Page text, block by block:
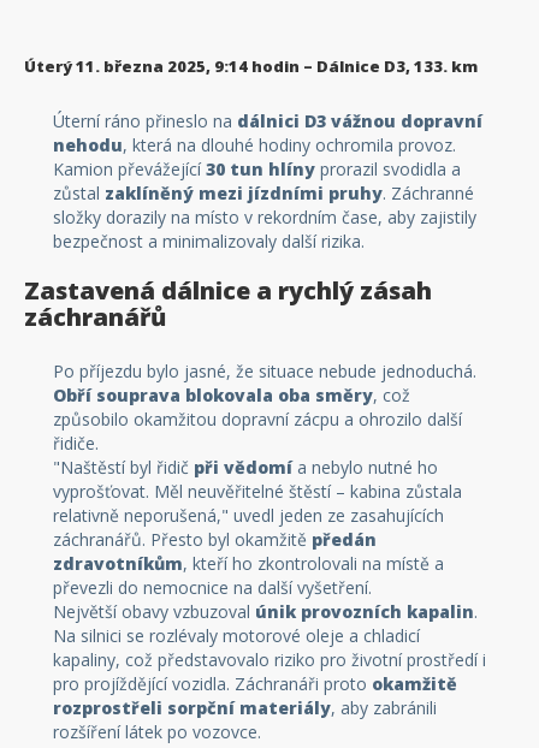
Úterý 11. března 2025, 9:14 hodin – Dálnice D3, 133. km
Úterní ráno přineslo na dálnici D3 vážnou dopravní
nehodu, která na dlouhé hodiny ochromila provoz.
Kamion převážející30 tun hlíny prorazil svodidla a
zůstal zaklíněný mezi jízdními pruhy. Záchranné
složky dorazily na místo v rekordním čase, aby zajistily
bezpečnost a minimalizovaly další rizika.
Zastavená dálnice a rychlý zásah
záchranářů
Po příjezdu bylo jasné, že situace nebude jednoduchá.
Obří souprava blokovala oba směry, což
způsobilo okamžitou dopravní zácpu a ohrozilo další
řidiče.
"Naštěstí byl řidič při vědomía nebylo nutné ho
vyprošťovat. Měl neuvěřitelné štěstí – kabina zůstala
relativně neporušená," uvedl jeden ze zasahujících
záchranářů. Přesto byl okamžitě předán
zdravotníkům, kteří ho zkontrolovali na místě a
převezli do nemocnice na další vyšetření.
Největší obavy vzbuzoval únik provozních kapalin.
Na silnici se rozlévaly motorové oleje a chladicí
kapaliny, což představovalo riziko pro životní prostředí i
pro projíždějící vozidla. Záchranáři proto okamžitě
rozprostřeli sorpční materiály, aby zabránili
rozšíření látek po vozovce.